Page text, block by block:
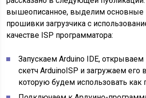
вышеописанное, выделим основные
прошивки загрузчика с
качестве ISP программатора:
Запускаем Arduino IDE,
скетч ArduinoISP и загружаем его
которую будем использовать как